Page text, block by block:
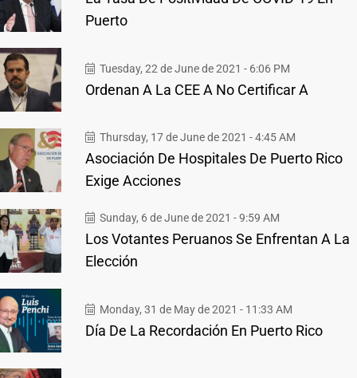
Puerto
Tuesday, 22 de June de 2021 - 6:06 PM
Ordenan A La CEE A No Certificar A
Thursday, 17 de June de 2021 - 4:45 AM
Asociación De Hospitales De Puerto Rico
Exige Acciones
Sunday, 6 de June de 2021 - 9:59 AM
Los Votantes Peruanos Se Enfrentan A La
Elección
Monday, 31 de May de 2021 - 11:33 AM
Día De La Recordación En Puerto Rico